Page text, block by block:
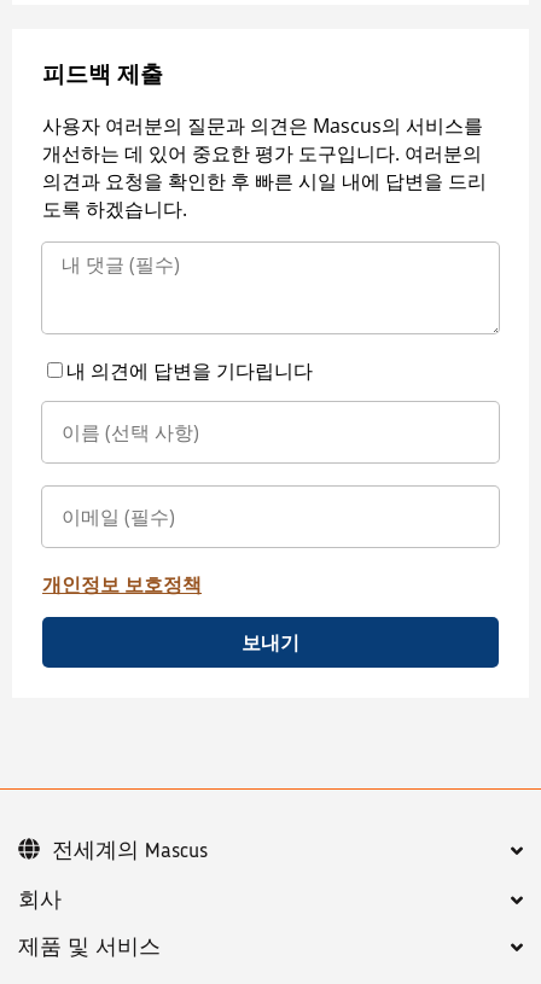
피드백 제출
사용자 여러분의 질문과 의견은 Mascus의 서비스를
개선하는 데 있어 중요한 평가 도구입니다. 여러분의
의견과 요청을 확인한 후 빠른 시일 내에 답변을 드리
도록 하겠습니다.
내 의견에 답변을 기다립니다
개인정보 보호정책
보내기
회사
제품 및 서비스
전세계의 Mascus